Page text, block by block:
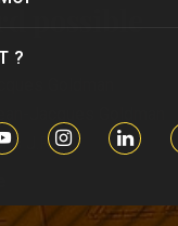
?
possible
J.R.G.